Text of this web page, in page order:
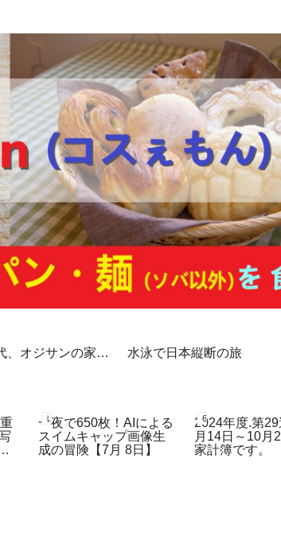
、オジサンの家計 水泳で日本縦断の旅
レコーディングダイエット
一夜で650枚！AIによる
スイムキャップ画像生
成の冒険【7月 8日】
60代、オジサンの家
2024年度.第
月14日～10月
家計簿です。